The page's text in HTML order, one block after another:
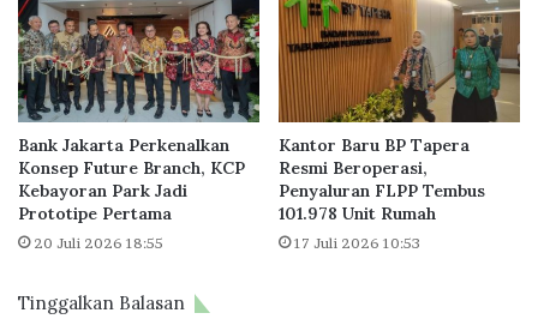
Bank Jakarta Perkenalkan
Konsep Future Branch, KCP
Kebayoran Park Jadi
Prototipe Pertama
20 Juli 2026 18:55
Kantor Baru BP Tapera
Resmi Beroperasi,
Penyaluran FLPP Tembus
101.978 Unit Rumah
17 Juli 2026 10:53
Tinggalkan Balasan